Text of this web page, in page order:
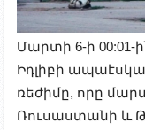
Մարտի 6-ի
Իդլիբի
ռեժիմը, որը
Ռուսաստանի և